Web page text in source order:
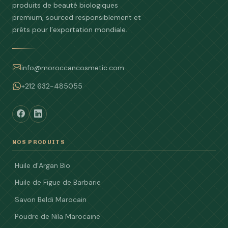
produits de beauté biologiques
premium, sourced responsiblement et
prêts pour l’exportation mondiale.
info@moroccancosmetic.com
+212 632-485055
NOS PRODUITS
Huile d’Argan Bio
Huile de Figue de Barbarie
Savon Beldi Marocain
Poudre de Nila Marocaine